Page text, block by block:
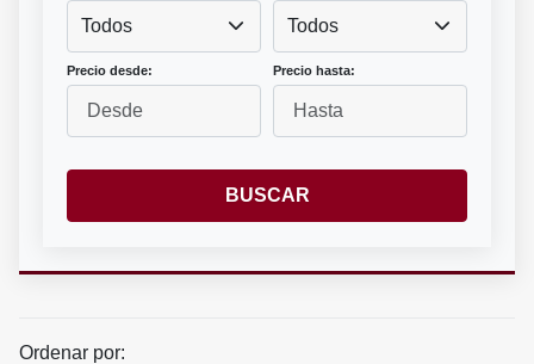
Todos Todos
Precio desde: Precio hasta:
BUSCAR
Ordenar por: